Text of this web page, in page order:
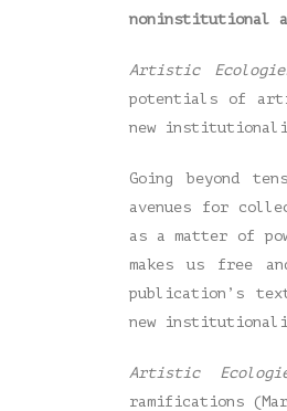
noninstitutional
Artistic
potentials of
new
Going beyond
avenues for
as a matter of
makes us free
publication’s
new
Artistic
ramifications